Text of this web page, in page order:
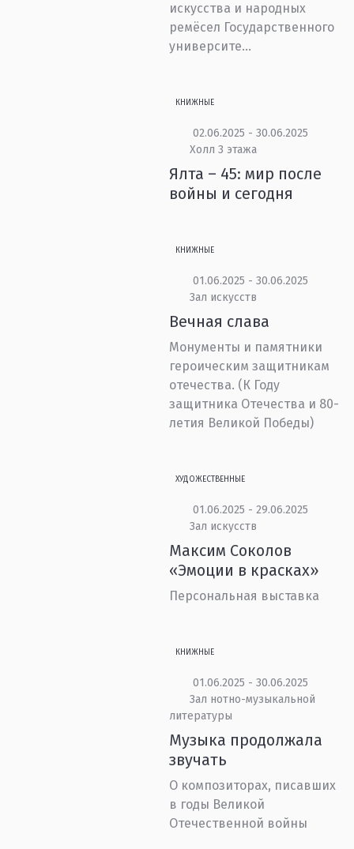
искусства и народных
ремёсел Государственного
университе...
КНИЖНЫЕ
02.06.2025 - 30.06.2025
Холл 3 этажа
Ялта – 45: мир после
войны и сегодня
КНИЖНЫЕ
01.06.2025 - 30.06.2025
Зал искусств
Вечная слава
Монументы и памятники
героическим защитникам
отечества. (К Году
защитника Отечества и 80-
летия Великой Победы)
ХУДОЖЕСТВЕННЫЕ
01.06.2025 - 29.06.2025
Зал искусств
Максим Соколов
«Эмоции в красках»
Персональная выставка
КНИЖНЫЕ
01.06.2025 - 30.06.2025
Зал нотно-музыкальной
литературы
Музыка продолжала
звучать
О композиторах, писавших
в годы Великой
Отечественной войны